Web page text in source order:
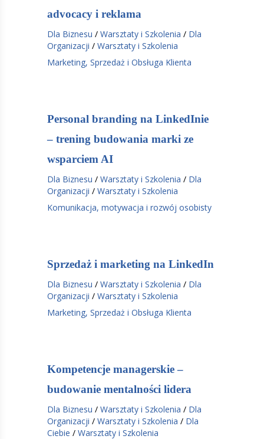
advocacy i reklama
Dla Biznesu / Warsztaty i Szkolenia / Dla
Organizacji / Warsztaty i Szkolenia
Marketing, Sprzedaż i Obsługa Klienta
Personal branding na LinkedInie
– trening budowania marki ze
wsparciem AI
Dla Biznesu / Warsztaty i Szkolenia / Dla
Organizacji / Warsztaty i Szkolenia
Komunikacja, motywacja i rozwój osobisty
Sprzedaż i marketing na LinkedIn
Dla Biznesu / Warsztaty i Szkolenia / Dla
Organizacji / Warsztaty i Szkolenia
Marketing, Sprzedaż i Obsługa Klienta
Kompetencje managerskie –
budowanie mentalności lidera
Dla Biznesu / Warsztaty i Szkolenia / Dla
Organizacji / Warsztaty i Szkolenia / Dla
Ciebie / Warsztaty i Szkolenia